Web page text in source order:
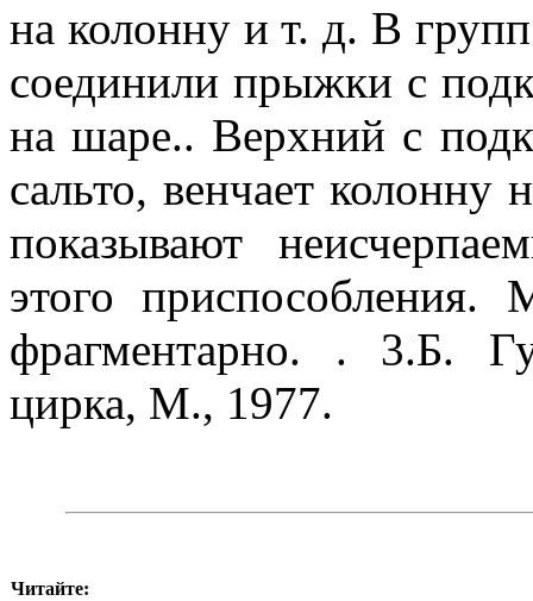
на колонну и т. д. В
соединили прыжки с
на шаре.. Верхний с
сальто, венчает
показывают
этого приспособления.
фрагментарно. . 3.Б.
цирка, М., 1977.
Читайте: